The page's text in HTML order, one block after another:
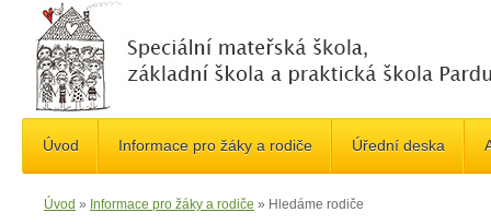
Úvod Informace pro žáky a rodiče Úřední deska
Úvod » Informace pro žáky a rodiče » Hledáme rodiče